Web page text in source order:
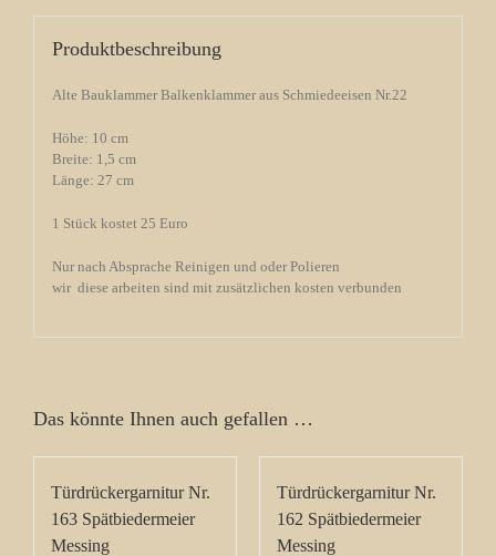
Produktbeschreibung
Alte Bauklammer Balkenklammer aus Schmiedeeisen Nr.22
Höhe: 10 cm
Breite: 1,5 cm
Länge: 27 cm
1 Stück kostet 25 Euro
Nur nach Absprache Reinigen und oder Polieren
wir diese arbeiten sind mit zusätzlichen kosten verbunden
Das könnte Ihnen auch gefallen …
Türdrückergarnitur Nr.
163 Spätbiedermeier
Messing
Türdrückergarnitur Nr.
162 Spätbiedermeier
Messing